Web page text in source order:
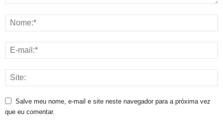
Salve meu nome, e-mail e site neste navegador para a próxima vez
que eu comentar.